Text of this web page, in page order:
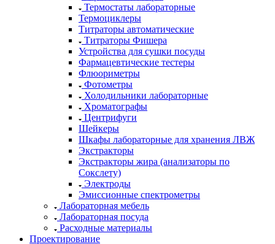
Термостаты лабораторные
Термоциклеры
Титраторы автоматические
Титраторы Фишера
Устройства для сушки посуды
Фармацевтические тестеры
Флюориметры
Фотометры
Холодильники лабораторные
Хроматографы
Центрифуги
Шейкеры
Шкафы лабораторные для хранения ЛВЖ
Экстракторы
Экстракторы жира (анализаторы по
Сокслету)
Электроды
Эмиссионные спектрометры
Лабораторная мебель
Лабораторная посуда
Расходные материалы
Проектирование